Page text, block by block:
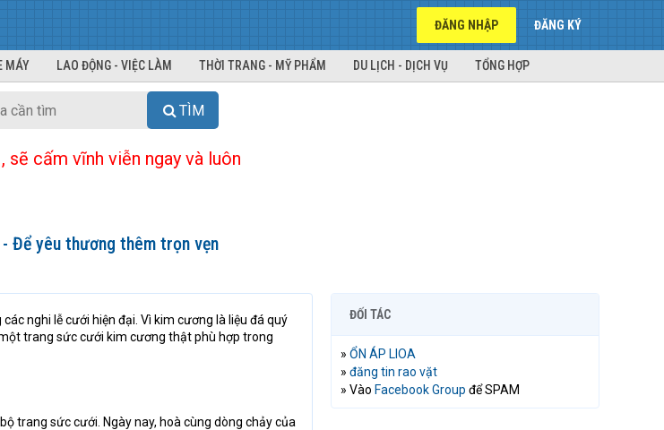
ĐĂNG NHẬP ĐĂNG KÝ
MÁY LAO ĐỘNG - VIỆC LÀM THỜI TRANG - MỸ PHẨM DU LỊCH - DỊCH VỤ TỔNG HỢP
TÌM
sẽ cấm vĩnh viễn ngay và luôn
Để yêu thương thêm trọn vẹn
nghi lễ cưới hiện đại. Vì kim cương là liệu đá quý
trang sức cưới kim cương thật phù hợp trong
trang sức cưới. Ngày nay, hoà cùng dòng chảy của
ĐỐI TÁC
» ỔN ÁP LIOA
» đăng tin rao vặt
» Vào Facebook Group để SPAM